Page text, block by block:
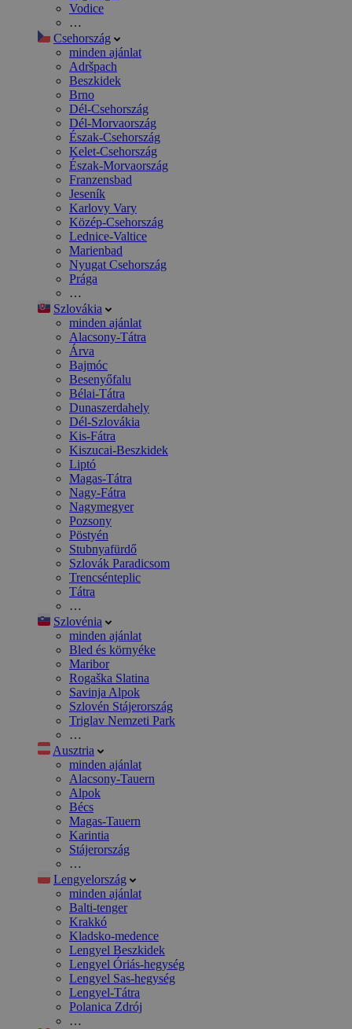
Vodice
…
Csehország
minden ajánlat
Adršpach
Beszkidek
Brno
Dél-Csehország
Dél-Morvaország
Észak-Csehország
Kelet-Csehország
Észak-Morvaország
Franzensbad
Jeseník
Karlovy Vary
Közép-Csehország
Lednice-Valtice
Marienbad
Nyugat Csehország
Prága
…
Szlovákia
minden ajánlat
Alacsony-Tátra
Árva
Bajmóc
Besenyőfalu
Bélai-Tátra
Dunaszerdahely
Dél-Szlovákia
Kis-Fátra
Kiszucai-Beszkidek
Liptó
Magas-Tátra
Nagy-Fátra
Nagymegyer
Pozsony
Pöstyén
Stubnyafürdő
Szlovák Paradicsom
Trencsénteplic
Tátra
…
Szlovénia
minden ajánlat
Bled és környéke
Maribor
Rogaška Slatina
Savinja Alpok
Szlovén Stájerország
Triglav Nemzeti Park
…
Ausztria
minden ajánlat
Alacsony-Tauern
Alpok
Bécs
Magas-Tauern
Karintia
Stájerország
…
Lengyelország
minden ajánlat
Balti-tenger
Krakkó
Kladsko-medence
Lengyel Beszkidek
Lengyel Óriás-hegység
Lengyel Sas-hegység
Lengyel-Tátra
Polanica Zdrój
…